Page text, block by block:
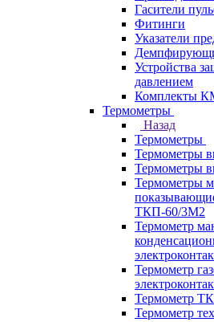
Гасители
Фитинги
Указатели
Устройства
давлением
Комплекты
Термометры
Назад
Термометры
Термометры
Термометры
Термометры
ТКП-60/3М2
Термометр
Термометр
Термометр
Термометр